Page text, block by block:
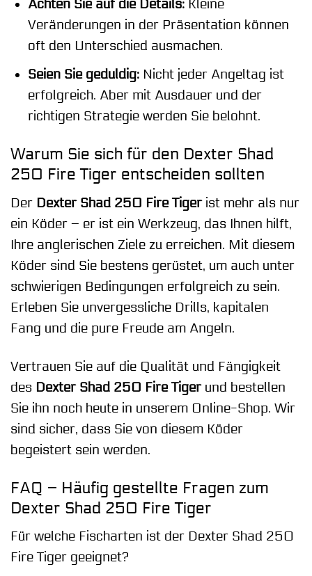
Achten Sie auf die Details:Kleine
Veränderungen in der Präsentation können
oft den Unterschied ausmachen.
Seien Sie geduldig:Nicht jeder Angeltag ist
erfolgreich. Aber mit Ausdauer und der
richtigen Strategie werden Sie belohnt.
Warum Sie sich für den Dexter Shad
250 Fire Tiger entscheiden sollten
Der Dexter Shad 250 Fire Tigerist mehr als nur
ein Köder – er ist ein Werkzeug, das Ihnen hilft,
Ihre anglerischen Ziele zu erreichen. Mit diesem
Köder sind Sie bestens gerüstet, um auch unter
schwierigen Bedingungen erfolgreich zu sein.
Erleben Sie unvergessliche Drills, kapitalen
Fang und die pure Freude am Angeln.
Vertrauen Sie auf die Qualität und Fängigkeit
des Dexter Shad 250 Fire Tigerund bestellen
Sie ihn noch heute in unserem Online-Shop. Wir
sind sicher, dass Sie von diesem Köder
begeistert sein werden.
FAQ – Häufig gestellte Fragen zum
Dexter Shad 250 Fire Tiger
Für welche Fischarten ist der Dexter Shad 250
Fire Tiger geeignet?